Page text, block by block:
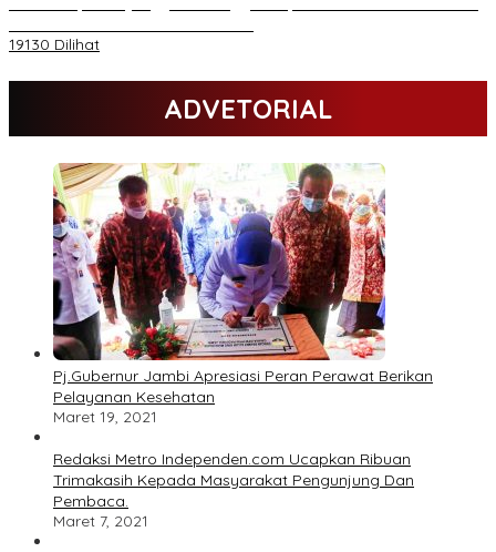
19130 Dilihat
ADVETORIAL
Pj.Gubernur Jambi Apresiasi Peran Perawat Berikan
Pelayanan Kesehatan
Maret 19, 2021
Redaksi Metro Independen.com Ucapkan Ribuan
Trimakasih Kepada Masyarakat Pengunjung Dan
Pembaca.
Maret 7, 2021